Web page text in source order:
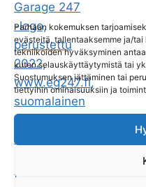
Parhaan kokemuksen
evästeitä, tallentaaksemme ja/
tekniikoiden hyväksyminen
kuten selauskäyttäytymistä tai
Suostumuksen jättäminen tai
tiettyihin ominaisuuksiin ja